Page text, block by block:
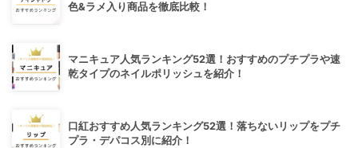
色&ラメ入り商品を徹底比較！
マニキュア人気ランキング52選！おすすめのプチプラや速
乾タイプのネイルポリッシュを紹介！
口紅おすすめ人気ランキング52選！落ちないリップをプチ
プラ・デパコス別に紹介！